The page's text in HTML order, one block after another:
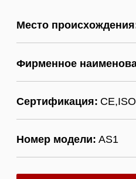
Место
Фирменное
Сертификация:
Номер модели: AS1